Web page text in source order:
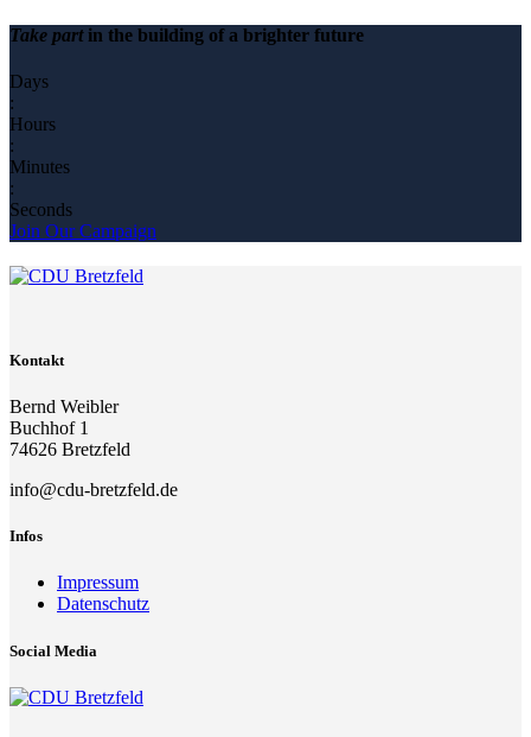
Take partin the building of a brighter future
Days
:
Hours
:
Minutes
:
Seconds
Join Our Campaign
Kontakt
Bernd Weibler
Buchhof 1
74626 Bretzfeld
info@cdu-bretzfeld.de
Infos
Impressum
Datenschutz
Social Media